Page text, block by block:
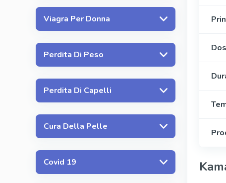
Viagra Per Donna
Perdita Di Peso
Perdita Di Capelli
Cura Della Pelle
Covid 19